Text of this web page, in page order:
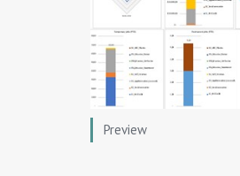
Preview